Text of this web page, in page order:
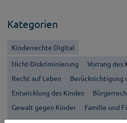
Kategorien
Kinderrechte Digital
Nicht-Diskriminierung
Vorrang des
Recht auf Leben
Berücksichtigung
Entwicklung des Kindes
Gewalt gegen Kinder
Familie und